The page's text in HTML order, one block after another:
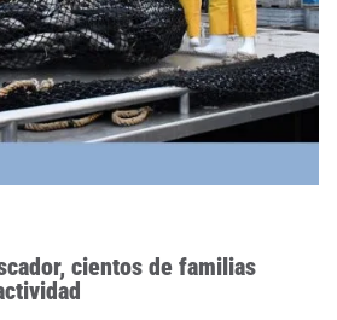
cientos de familias